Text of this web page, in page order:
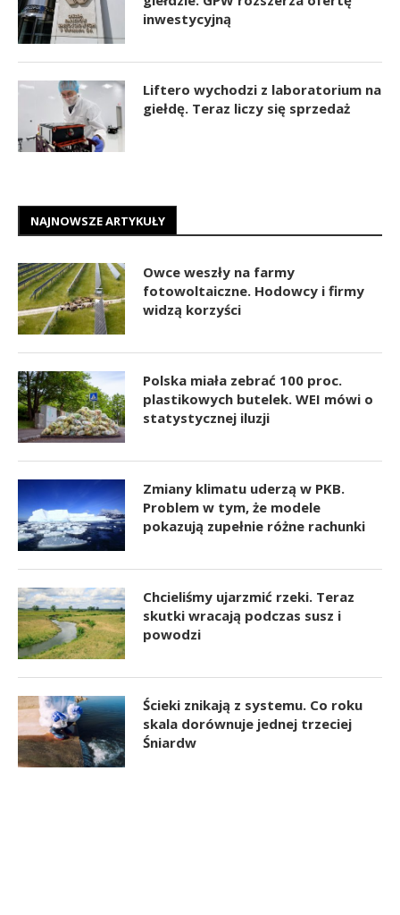
inwestycyjną
Liftero wychodzi z laboratorium na
giełdę. Teraz liczy się sprzedaż
NAJNOWSZE ARTYKUŁY
Owce weszły na farmy
fotowoltaiczne. Hodowcy i firmy
widzą korzyści
Polska miała zebrać 100 proc.
plastikowych butelek. WEI mówi o
statystycznej iluzji
Zmiany klimatu uderzą w PKB.
Problem w tym, że modele
pokazują zupełnie różne rachunki
Chcieliśmy ujarzmić rzeki. Teraz
skutki wracają podczas susz i
powodzi
Ścieki znikają z systemu. Co roku
skala dorównuje jednej trzeciej
Śniardw